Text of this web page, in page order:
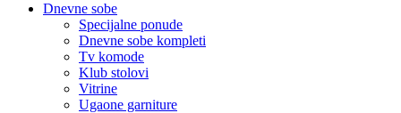
Dnevne sobe
Specijalne ponude
Dnevne sobe kompleti
Tv komode
Klub stolovi
Vitrine
Ugaone garniture